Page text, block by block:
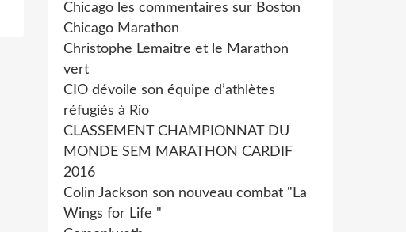
Chicago les commentaires sur Boston
Chicago Marathon
Christophe Lemaitre et le Marathon
vert
CIO dévoile son équipe d’athlètes
réfugiés à Rio
CLASSEMENT CHAMPIONNAT DU
MONDE SEM MARATHON CARDIF
2016
Colin Jackson son nouveau combat "La
Wings for Life "